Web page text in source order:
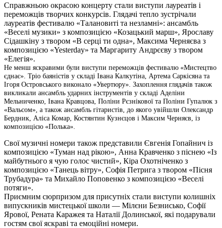
Справжньою окрасою концерту стали виступи лауреатів і
переможців творчих конкурсів. Глядачі тепло зустрічали
лауреатів фестивалю «Талановиті та незламні»: ансамбль
«Веселі музики» з композицією «Козацький марш», Ярославу
Сідашкіну з твором «В серці ти одна», Максима Черняєва з
композицією «Yesterday» та Маргариту Андрєєву з твором
«Елегія».
Не менш яскравими були виступи переможців фестивалю «Мистецтво
єднає». Тріо баяністів у складі Івана Калкутіна, Артема Саркісяна та
Ігоря Островського виконало «Увертюру». Захоплення глядачів також
викликали ансамбль ударних інструментів у складі Аделіни
Мельниченко, Івана Кравцова, Поліни Рєзнікової та Поліни Гупалюк з
«Вальсом», а також ансамбль гітаристів, до якого увійшли Олександр
Бердник, Аліса Комар, Костянтин Кузнєцов і Максим Черняєв, із
композицією «Полька».
Свої музичні номери також представили Євгенія Гопайнич із
композицією «Туман над рікою», Анна Кравченко з піснею «Із
майбутнього я чую голос чистий», Кіра Охотніченко з
композицією «Танець вітру», Софія Петрига з твором «Пісня
Трубадура» та Михайло Поповенко з композицією «Веселі
потяги».
Приємним сюрпризом для присутніх стали виступи колишніх
випускників мистецької школи — Мілєни Безнисько, Софії
Ярової, Рената Каражея та Наталії Долинської, які подарували
гостям свої яскраві та емоційні номери.